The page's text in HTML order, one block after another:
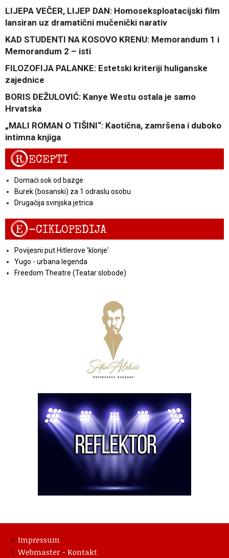
LIJEPA VEČER, LIJEP DAN: Homoseksploatacijski film
lansiran uz dramatični mučenički narativ
KAD STUDENTI NA KOSOVO KRENU: Memorandum 1 i
Memorandum 2 – isti
FILOZOFIJA PALANKE: Estetski kriteriji huliganske
zajednice
BORIS DEŽULOVIĆ: Kanye Westu ostala je samo
Hrvatska
„MALI ROMAN O TIŠINI“: Kaotična, zamršena i duboko
intimna knjiga
RECEPTI
Domaći sok od bazge
Burek (bosanski) za 1 odraslu osobu
Drugačija svinjska jetrica
E-CIKLOPEDIJA
Povijesni put Hitlerove 'klonje'
Yugo - urbana legenda
Freedom Theatre (Teatar slobode)
Impressum
Webmaster - Kontakt